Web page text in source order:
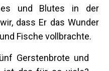
und Blutes in der
dass Er das Wunder
Fische vollbrachte.
Gerstenbrote und